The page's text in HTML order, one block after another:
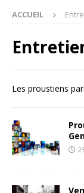
ACCUEIL
Les proustiens